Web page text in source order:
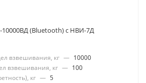
(Bluetooth) с НВИ-7Д
взвешивания, кг — 10000
взвешивания, кг — 100
кг — 5